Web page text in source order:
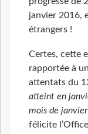
janvier 2016,
étrangers !
Certes, cette
rapportée à
attentats du
atteint en
mois de
félicite